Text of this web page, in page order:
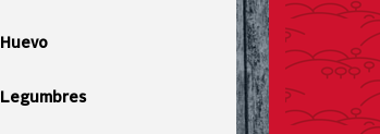
Huevo
Legumbres